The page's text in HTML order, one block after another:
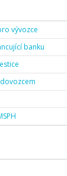
vývozce
banku